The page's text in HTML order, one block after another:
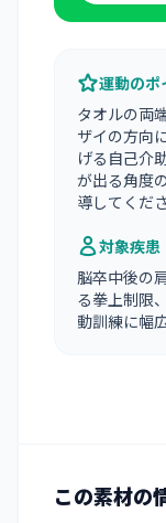
運動のポ
タオルの両
ザイの方向
げる自己介
が出る角度
導してくだ
対象疾患
脳卒中後の
る拳上制限
動訓練に幅
この素材の